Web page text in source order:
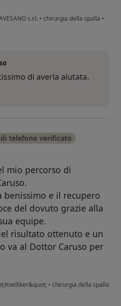
s.r.l. • chirurgia della spalla •
di averla aiutata.
telefono verificato
mio percorso di
benissimo e il recupero
del dovuto grazie alla
equipe.
risultato ottenuto e un
va al Dottor Caruso per
• chirurgia della spalla
M.